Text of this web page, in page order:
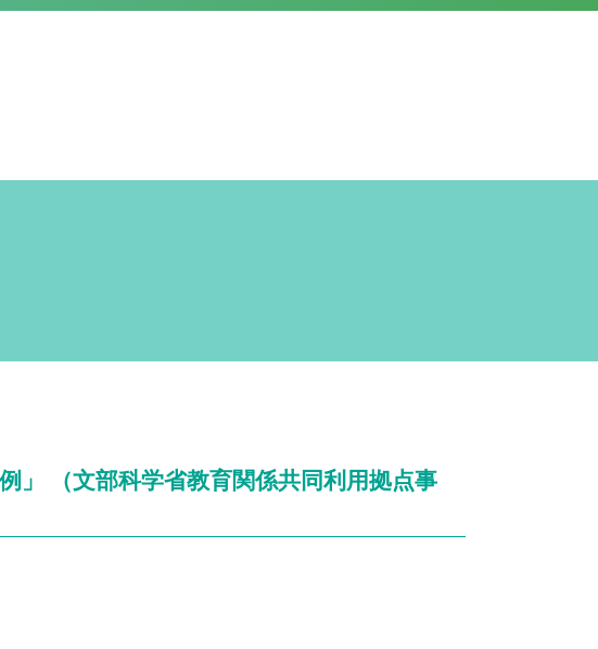
」 （文部科学省教育関係共同利用拠点事